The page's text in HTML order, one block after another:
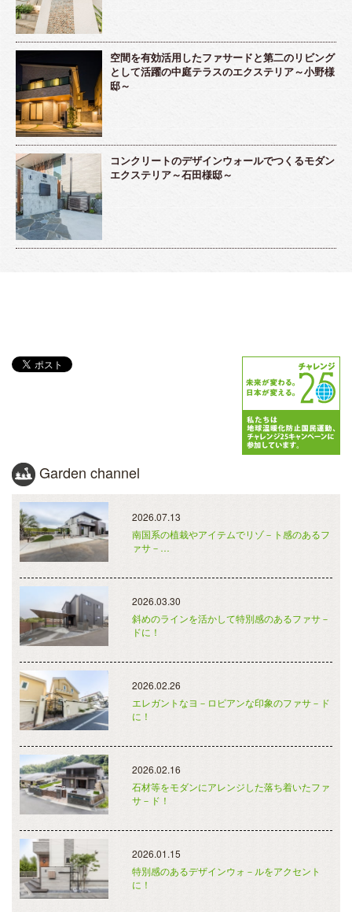
空間を有効活用したファサードと第二のリビング
として活躍の中庭テラスのエクステリア～小野様
邸～
コンクリートのデザインウォールでつくるモダン
エクステリア～石田様邸～
Garden channel
2026.07.13
南国系の植栽やアイテムでリゾ－ト感のあるフ
ァサ－…
2026.03.30
斜めのラインを活かして特別感のあるファサ－
ドに！
2026.02.26
エレガントなヨ－ロピアンな印象のファサ－ド
に！
2026.02.16
石材等をモダンにアレンジした落ち着いたファ
サ－ド！
2026.01.15
特別感のあるデザインウォ－ルをアクセント
に！